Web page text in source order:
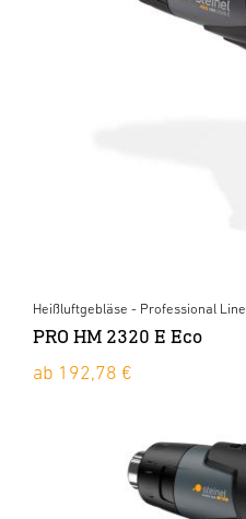
Heißluftgebläse - Professional Line
PRO HM 2320 E Eco
ab 192,78 €